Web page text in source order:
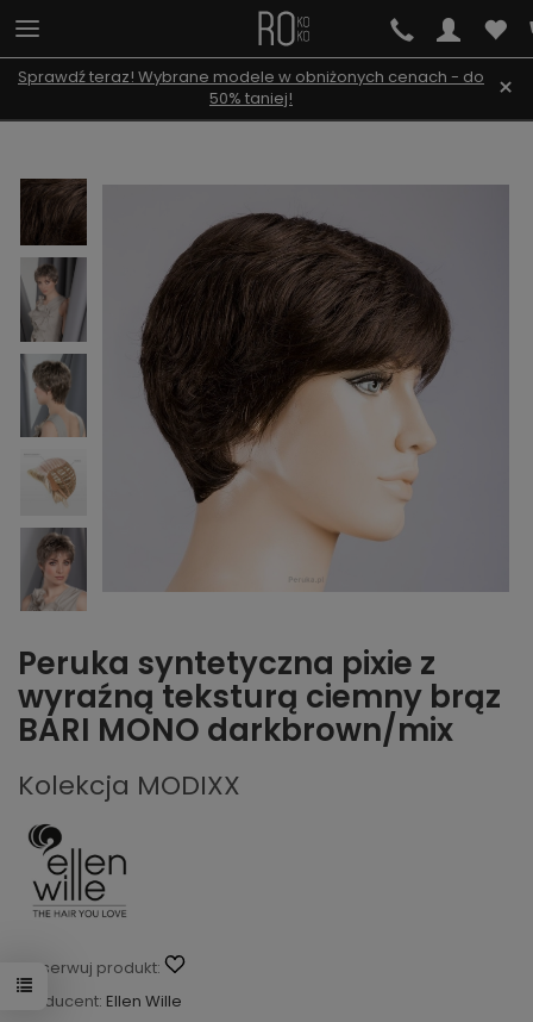
Sprawdź teraz! Wybrane modele w obniżonych cenach - do
50% taniej!
×
Peruka syntetyczna pixie z
wyraźną teksturą ciemny brąz
BARI MONO darkbrown/mix
Kolekcja MODIXX
Obserwuj produkt:
Producent: Ellen Wille